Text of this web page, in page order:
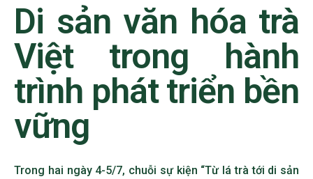
Di sản văn hóa trà
Việt trong hành
trình phát triển bền
vững
Trong hai ngày 4-5/7, chuỗi sự kiện “Từ lá trà tới di sản